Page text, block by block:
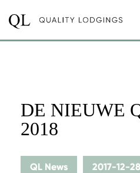
DE NIEUWE
2018
QL News 2017-12-28